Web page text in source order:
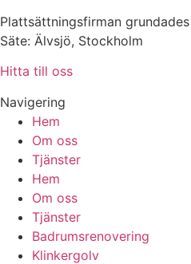
Plattsättningsfirman
Säte: Älvsjö, Stockholm
Hitta till oss
Navigering
Hem
Om oss
Tjänster
Hem
Om oss
Tjänster
Badrumsrenovering
Klinkergolv